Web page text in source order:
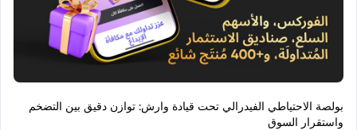
بولصة الاحتياطي الفيدرالي تحت قيادة وارش: توازن دقيق بين التضخم
واستقرار السوق